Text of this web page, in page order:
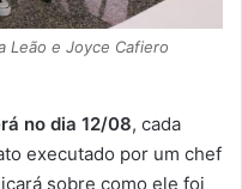
Leão e Joyce Cafiero
no dia 12/08, cada
executado por um chef
sobre como ele foi